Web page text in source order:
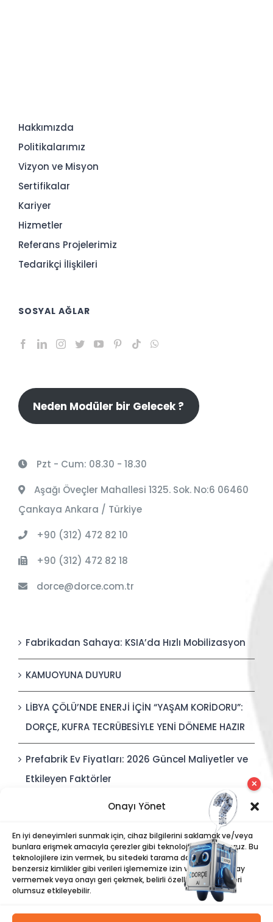
Onayı Yönet
En iyi deneyimleri sunmak için, cihaz bilgilerini saklamak ve/veya
bunlara erişmek amacıyla çerezler gibi teknolojiler kullanıyoruz. Bu
teknolojilere izin vermek, bu sitedeki tarama davranışı veya
benzersiz kimlikler gibi verileri işlememize izin verecektir. Onay
vermemek veya onayı geri çekmek, belirli özellikleri ve işlevleri
olumsuz etkileyebilir.
Hakkımızda
Politikalarımız
Vizyon ve Misyon
Sertifikalar
Kariyer
Hizmetler
Referans Projelerimiz
Tedarikçi İlişkileri
SOSYAL AĞLAR
Neden Modüler bir Gelecek ?
Pzt - Cum: 08.30 - 18.30
Aşağı Öveçler Mahallesi 1325. Sok. No:6 06460
Çankaya Ankara / Türkiye
+90 (312) 472 82 10
+90 (312) 472 82 18
dorce@dorce.com.tr
Fabrikadan Sahaya: KSIA’da Hızlı Mobilizasyon
KAMUOYUNA DUYURU
LİBYA ÇÖLÜ’NDE ENERJİ İÇİN “YAŞAM KORİDORU”:
DORÇE, KUFRA TECRÜBESİYLE YENİ DÖNEME HAZIR
Prefabrik Ev Fiyatları: 2026 Güncel Maliyetler ve
Etkileyen Faktörler
Polis Karakolları: Güvenli, Entegre ve Hızlı İnşa
Edilebilir Kamu Güvenliği Yapıları
✕